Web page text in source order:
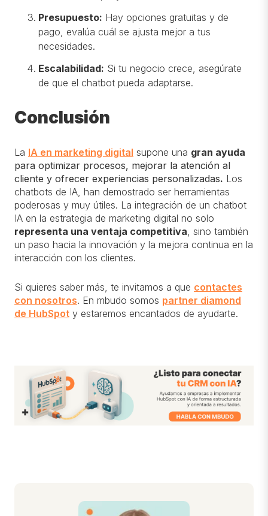
Presupuesto: Hay opciones gratuitas y de
pago, evalúa cuál se ajusta mejor a tus
necesidades.
Escalabilidad: Si tu negocio crece, asegúrate
de que el chatbot pueda adaptarse.
Conclusión
La IA en marketing digital supone una gran ayuda
para optimizar procesos, mejorar la atención al
cliente y ofrecer experiencias personalizadas. Los
chatbots de IA, han demostrado ser herramientas
poderosas y muy útiles. La integración de un chatbot
IA en la estrategia de marketing digital no solo
representa una ventaja competitiva , sino también
un paso hacia la innovación y la mejora continua en la
interacción con los clientes.
Si quieres saber más, te invitamos a que contactes
con nosotros. En mbudo somos partner diamond
de HubSpot y estaremos encantados de ayudarte.